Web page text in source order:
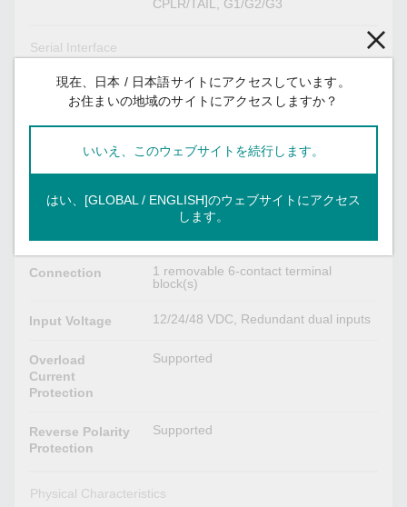
CPLR/TAIL, G1/G2/G3
Serial Interface
Console Port
RS-232 (TxD, RxD, GND), 8-pin RJ45
(115200, n, 8, 1)
Ethernet
Turbo Ring, Master, Coupler, Reserve
Connection
1 removable 6-contact terminal
block(s)
Input Voltage 12/24/48 VDC, Redundant dual inputs
Overload
Current
Protection
Supported
Reverse Polarity
Protection
Supported
Physical Characteristics
現在、日本 / 日本語サイトにアクセスしています。
お住まいの地域のサイトにアクセスしますか？
いいえ、このウェブサイトを続行します。
はい、[GLOBAL / ENGLISH]のウェブサイトにアクセス
します。